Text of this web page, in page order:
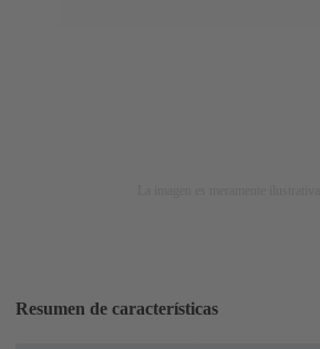
Resumen de características